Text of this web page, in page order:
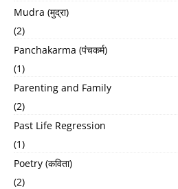
Mudra (मुद्रा)
(2)
Panchakarma (पंचकर्म)
(1)
Parenting and Family
(2)
Past Life Regression
(1)
Poetry (कविता)
(2)